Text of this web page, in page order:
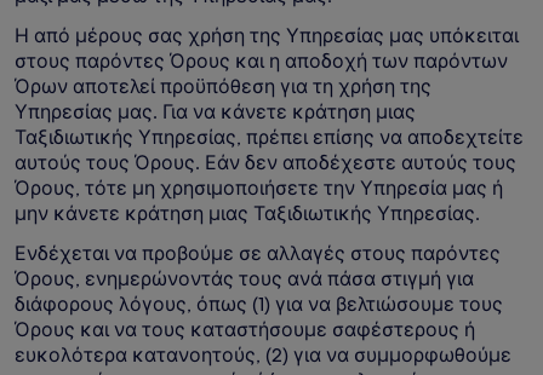
Η από μέρους σας χρήση της Υπηρεσίας μας υπόκειται
στους παρόντες Όρους και η αποδοχή των παρόντων
Όρων αποτελεί προϋπόθεση για τη χρήση της
Υπηρεσίας μας. Για να κάνετε κράτηση μιας
Ταξιδιωτικής Υπηρεσίας, πρέπει επίσης να αποδεχτείτε
αυτούς τους Όρους. Εάν δεν αποδέχεστε αυτούς τους
Όρους, τότε μη χρησιμοποιήσετε την Υπηρεσία μας ή
μην κάνετε κράτηση μιας Ταξιδιωτικής Υπηρεσίας.
Ενδέχεται να προβούμε σε αλλαγές στους παρόντες
Όρους, ενημερώνοντάς τους ανά πάσα στιγμή για
διάφορους λόγους, όπως (1) για να βελτιώσουμε τους
Όρους και να τους καταστήσουμε σαφέστερους ή
ευκολότερα κατανοητούς, (2) για να συμμορφωθούμε